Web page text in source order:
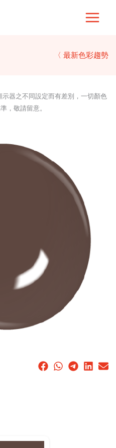
〈 最新色彩趨勢
器之不同設定而有差別，一切顏色
，敬請留意。